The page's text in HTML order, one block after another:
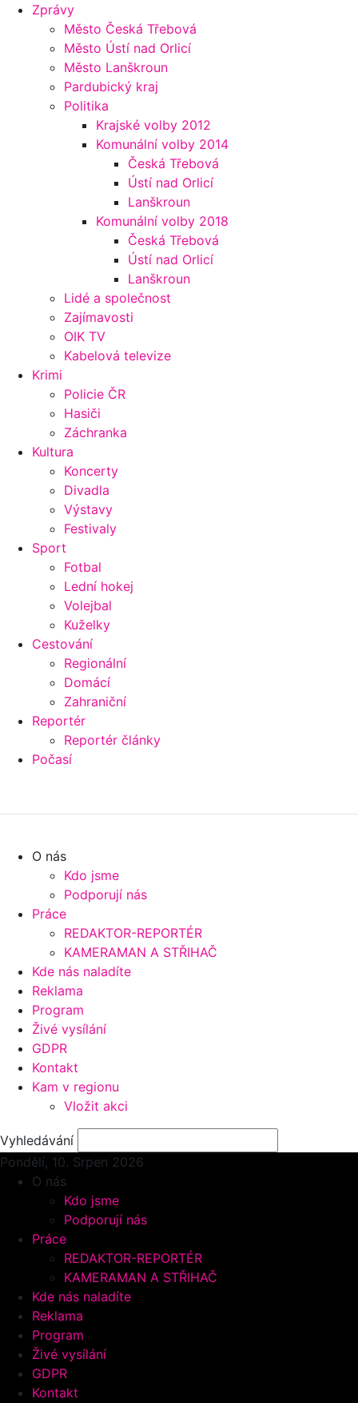
Zprávy
Město Česká Třebová
Město Ústí nad Orlicí
Město Lanškroun
Pardubický kraj
Politika
Krajské volby 2012
Komunální volby 2014
Česká Třebová
Ústí nad Orlicí
Lanškroun
Komunální volby 2018
Česká Třebová
Ústí nad Orlicí
Lanškroun
Lidé a společnost
Zajímavosti
OIK TV
Kabelová televize
Krimi
Policie ČR
Hasiči
Záchranka
Kultura
Koncerty
Divadla
Výstavy
Festivaly
Sport
Fotbal
Lední hokej
Volejbal
Kuželky
Cestování
Regionální
Domácí
Zahraniční
Reportér
Reportér články
Počasí
O nás
Kdo jsme
Podporují nás
Práce
REDAKTOR-REPORTÉR
KAMERAMAN A STŘIHAČ
Kde nás naladíte
Reklama
Program
Živé vysílání
GDPR
Kontakt
Kam v regionu
Vložit akci
Vyhledávání
Pondělí, 10. Srpen 2026
O nás
Kdo jsme
Podporují nás
Práce
REDAKTOR-REPORTÉR
KAMERAMAN A STŘIHAČ
Kde nás naladíte
Reklama
Program
Živé vysílání
GDPR
Kontakt